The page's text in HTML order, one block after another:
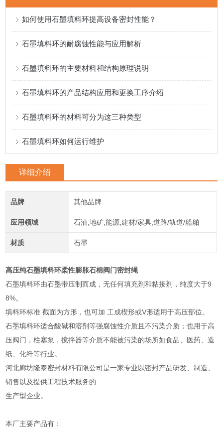
如何使用石墨填料环提高设备密封性能？
石墨填料环的耐腐蚀性能与应用解析
石墨填料环的主要材料和结构原理说明
石墨填料环的产品结构应用和更换工序介绍
石墨填料环的材料可分为这三种类型
石墨填料环如何运行维护
详细介绍
品牌 其他品牌
应用领域 石油,地矿,能源,建材/家具,道路/轨道/船舶
材质 石墨
高压纯石墨填料环柔性膨胀石棉阀门密封绳
石墨填料环由石墨带压制而成，无任何填充剂和粘接剂，纯度大于9
8%。
填料环标准 截面为方形，也可加 工成楔形或V形适用于高压部位。
石墨填料环适合酸碱和溶剂等强腐蚀性介质且不污染介质；也用于高
压阀门，柱塞泵，搅拌器等介质不能被污染的场所如食品、医药、造
纸、化纤等行业。
河北廊坊隆泰密封材料有限公司是一家专业以密封产品研发、制造、
销售以及提供工程技术服务的
生产型企业。
本厂主要产品有：